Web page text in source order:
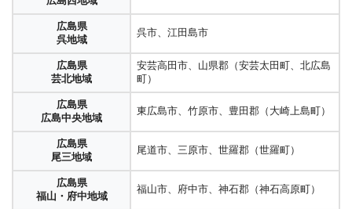
広島県
呉地域
呉市、江田島市
広島県
芸北地域
安芸高田市、山県郡（安芸太田町、北広島
町）
広島県
広島中央地域
東広島市、竹原市、豊田郡（大崎上島町）
広島県
尾三地域
尾道市、三原市、世羅郡（世羅町）
広島県
福山・府中地域
福山市、府中市、神石郡（神石高原町）